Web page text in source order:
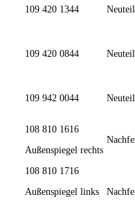
109 420 1344
109 420 0844
109 942 0044
108 810 1616
Außenspiegel rechts
108 810 1716
Außenspiegel links